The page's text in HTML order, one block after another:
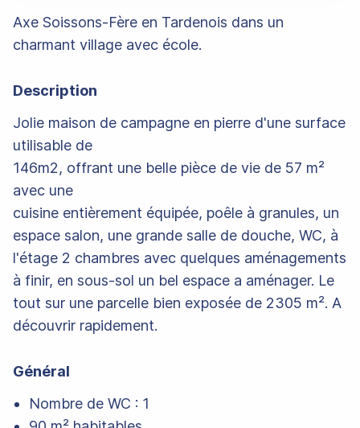
Axe Soissons-Fère en Tardenois dans un
charmant village avec école.
Description
Jolie maison de campagne en pierre d'une surface
utilisable de
146m2, offrant une belle pièce de vie de 57 m²
avec une
cuisine entièrement équipée, poêle à granules, un
espace salon, une grande salle de douche, WC, à
l'étage 2 chambres avec quelques aménagements
à finir, en sous-sol un bel espace a aménager. Le
tout sur une parcelle bien exposée de 2305 m². A
découvrir rapidement.
Général
Nombre de WC : 1